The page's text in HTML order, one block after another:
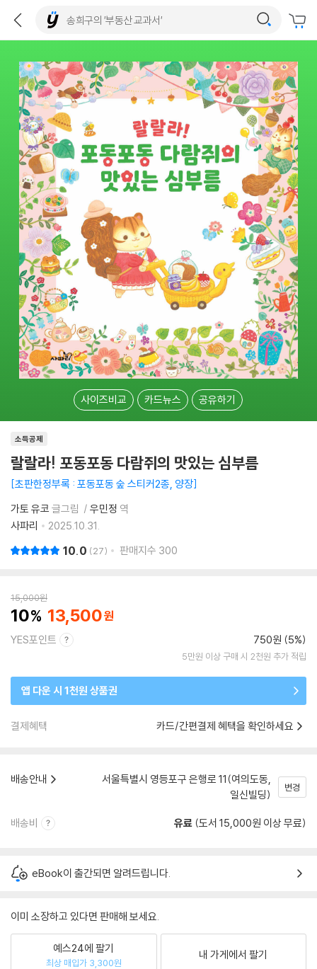
사이즈비교 카드뉴스 공유하기
소득공제
랄랄라! 포동포동 다람쥐의 맛있는 심부름
초판한정부록 : 포동포동 숲 스티커2종, 양장
가토 유코 글그림 우민정 역
사파리
2025.10.31.
10.0 27 판매지수 300
15,000원
10 13,500
YES포인트 750원 (5%)
5만원 이상 구매 시 2천원 추가 적립
앱 다운 시 1천원 상품권
결제혜택 카드/간편결제 혜택을 확인하세요
배송안내
서울특별시 영등포구 은행로 11(여의도동,
일신빌딩)
변경
배송비 유료 (도서 15,000원 이상 무료)
eBook이 출간되면 알려드립니다.
이미 소장하고 있다면 판매해 보세요.
예스24에 팔기
최상 매입가 3,300원
내 가게에서 팔기